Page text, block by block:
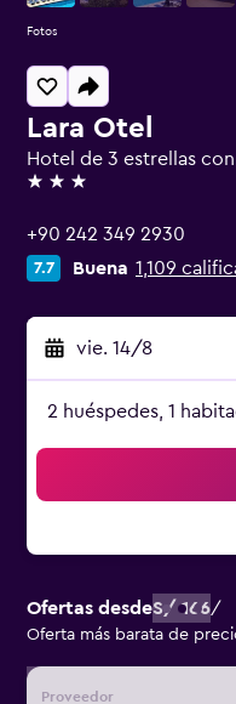
Lara Otel
Hotel de 3 estrellas
3 estrellas
+90 242 349 2930
7.7 Buena 1,109
vie. 14/8
2 huéspedes, 1
Ofertas desdeS/ 166/
Oferta más barata de
Proveedor
Fotos